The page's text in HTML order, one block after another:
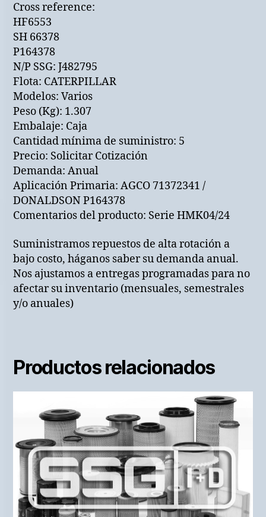
Cross reference:
HF6553
SH 66378
P164378
N/P SSG: J482795
Flota: CATERPILLAR
Modelos: Varios
Peso (Kg): 1.307
Embalaje: Caja
Cantidad mínima de suministro: 5
Precio: Solicitar Cotización
Demanda: Anual
Aplicación Primaria: AGCO 71372341 /
DONALDSON P164378
Comentarios del producto: Serie HMK04/24
Suministramos repuestos de alta rotación a
bajo costo, háganos saber su demanda anual.
Nos ajustamos a entregas programadas para no
afectar su inventario (mensuales, semestrales
y/o anuales)
Productos relacionados